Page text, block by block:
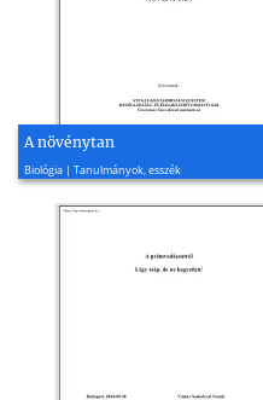
A növénytan
Biológia | Tanulmányok, esszék
2006, 73 oldal